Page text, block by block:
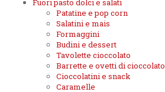
Fuori pasto dolci e salati
Patatine e pop corn
Salatini e mais
Formaggini
Budini e dessert
Tavolette cioccolato
Barrette e ovetti di cioccolato
Cioccolatini e snack
Caramelle